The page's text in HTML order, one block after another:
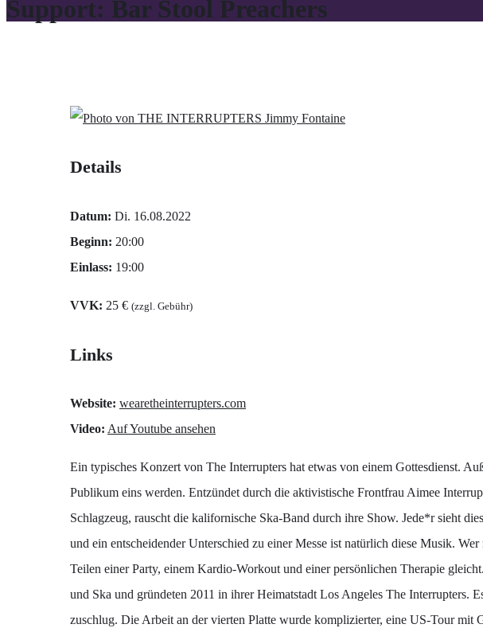
Support: Bar Stool Preachers
Jimmy Fontaine
Details
Datum: Di. 16.08.2022
Beginn: 20:00
Einlass: 19:00
VVK: 25 € (zzgl. Gebühr)
Links
Website: wearetheinterrupters.com
Video: Auf Youtube ansehen
Ein typisches Konzert von The Interrupters hat etwas von einem Gottesdienst.
Publikum eins werden. Entzündet durch die aktivistische Frontfrau Aimee
Schlagzeug, rauscht die kalifornische Ska-Band durch ihre Show. Jede*r sieht
und ein entscheidender Unterschied zu einer Messe ist natürlich diese Musik.
Teilen einer Party, einem Kardio-Workout und einer persönlichen Therapie
und Ska und gründeten 2011 in ihrer Heimatstadt Los Angeles The Interrupters.
zuschlug. Die Arbeit an der vierten Platte wurde komplizierter, eine US-Tour mit